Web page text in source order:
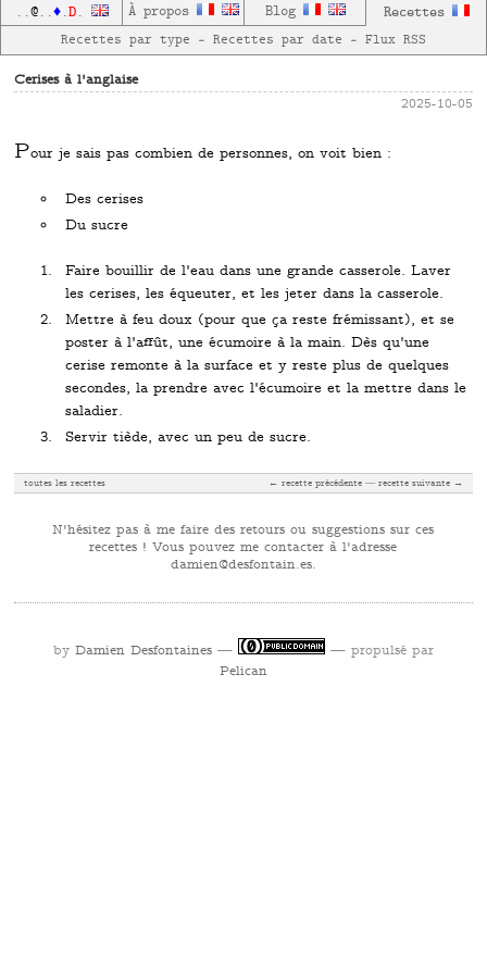
..@..♦.D. À propos Blog Recettes
Recettes par type — Recettes par date — Flux RSS
Cerises à l'anglaise
2025-10-05
Pour je sais pas combien de personnes, on voit bien :
Des cerises
Du sucre
Faire bouillir de l'eau dans une grande casserole. Laver
les cerises, les équeuter, et les jeter dans la casserole.
Mettre à feu doux (pour que ça reste frémissant), et se
poster à l'affût, une écumoire à la main. Dès qu'une
cerise remonte à la surface et y reste plus de quelques
secondes, la prendre avec l'écumoire et la mettre dans le
saladier.
Servir tiède, avec un peu de sucre.
← recette précédente recette suivante →
toutes les recettes
N'hésitez pas à me faire des retours ou suggestions sur ces
recettes ! Vous pouvez me contacter à l'adresse
se.niatnofsed@neimad.
by Damien Desfontaines —
— propulsé par
Pelican